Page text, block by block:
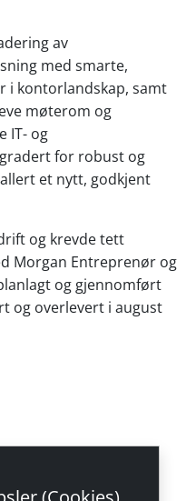
av
med smarte,
i kontorlandskap, samt
møterom og
IT- og
for robust og
et nytt, godkjent
og krevde tett
Morgan Entreprenør og
og gjennomført
og overlevert i august